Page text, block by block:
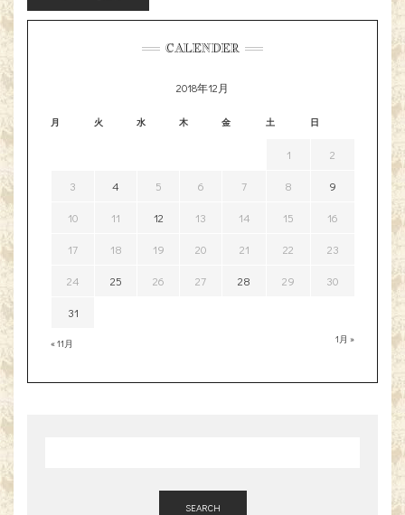
CALENDER
2018年12月
月 火 水 木 金 土 日
« 11月 1月 »
1 2
3 4 5 6 7 8 9
10 11 12 13 14 15 16
17 18 19 20 21 22 23
24 25 26 27 28 29 30
31
SEARCH